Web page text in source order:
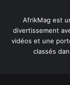
AfrikMag est
divertissement
vidéos et une
classés